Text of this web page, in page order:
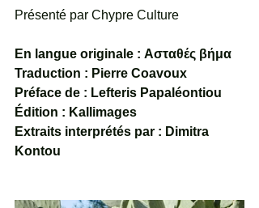
Présenté par Chypre Culture
En langue originale : Ασταθές βήμα
Traduction : Pierre Coavoux
Préface de : Lefteris Papaléontiou
Édition : Kallimages
Extraits interprétés par : Dimitra
Kontou